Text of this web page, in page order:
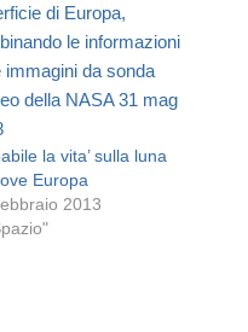
la vita’ sulla luna
Europa
2013